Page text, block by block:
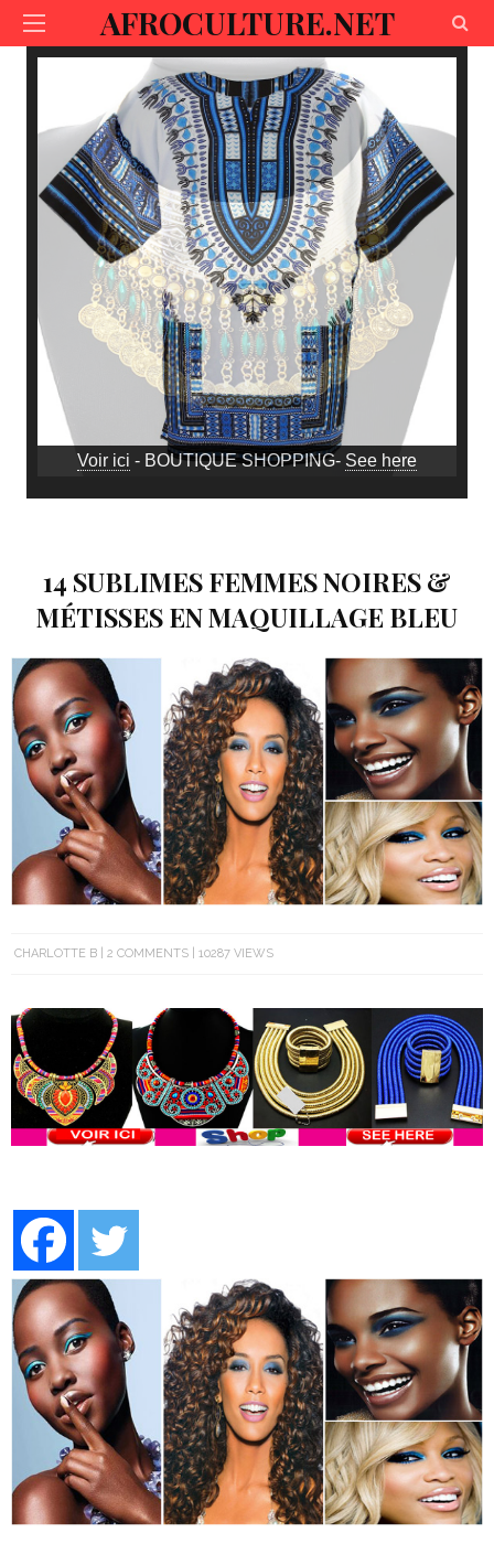
AFROCULTURE.NET
Voir ici - BOUTIQUE SHOPPING- See here
14 SUBLIMES FEMMES NOIRES &
MÉTISSES EN MAQUILLAGE BLEU
CHARLOTTE B 2 COMMENTS 10287 VIEWS